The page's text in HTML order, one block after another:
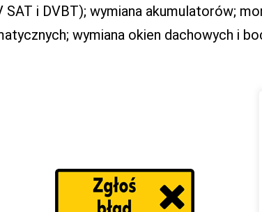
i DVBT); wymiana akumulatorów;
wymiana okien dachowych i